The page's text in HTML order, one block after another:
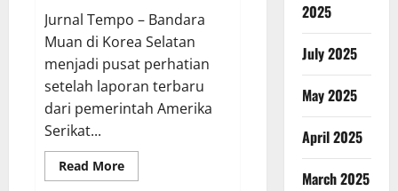
Jurnal Tempo – Bandara
Muan di Korea Selatan
menjadi pusat perhatian
setelah laporan terbaru
dari pemerintah Amerika
Serikat...
Read MoreRead
more
2025
July 2025
May 2025
April 2025
March 2025